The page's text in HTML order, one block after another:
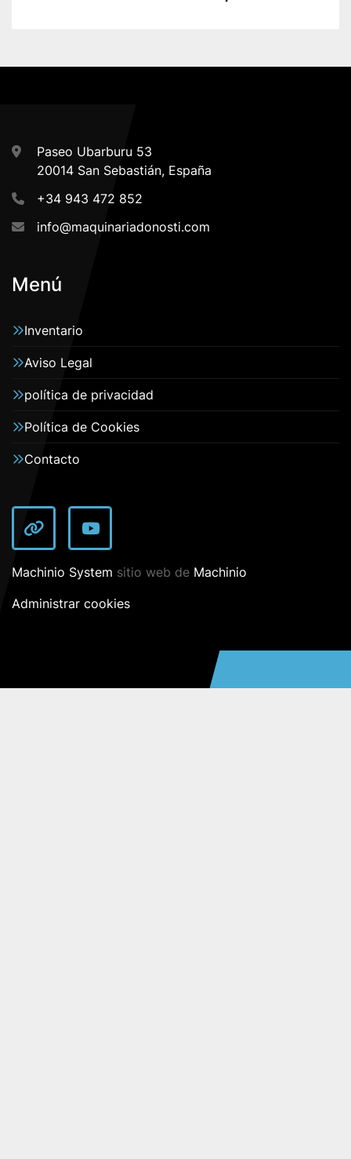
Paseo Ubarburu 53
20014 San Sebastián, España
+34 943 472 852
info@maquinariadonosti.com
Menú
Inventario
Aviso Legal
política de privacidad
Política de Cookies
Contacto
other youtube
Machinio System sitio web de Machinio
Administrar cookies